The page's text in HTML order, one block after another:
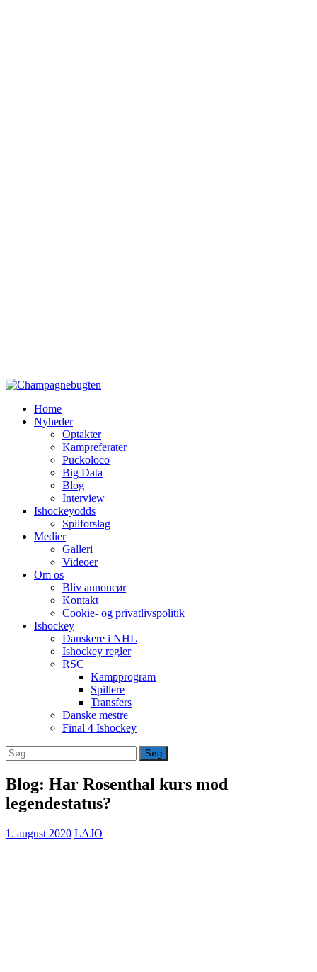
Home
Nyheder
Optakter
Kampreferater
Puckoloco
Big Data
Blog
Interview
Ishockeyodds
Spilforslag
Medier
Galleri
Videoer
Om os
Bliv annoncør
Kontakt
Cookie- og privatlivspolitik
Ishockey
Danskere i NHL
Ishockey regler
RSC
Kampprogram
Spillere
Transfers
Danske mestre
Final 4 Ishockey
Søg
efter:
Blog: Har Rosenthal kurs mod
legendestatus?
1. august 2020 LAJO